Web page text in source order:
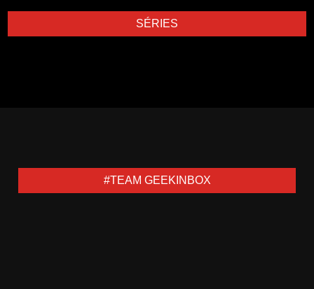
SÉRIES
#TEAM GEEKINBOX